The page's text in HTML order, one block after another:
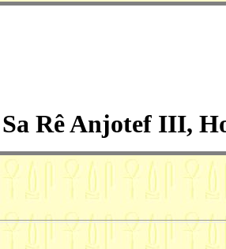
Sa Rê Anjotef III,